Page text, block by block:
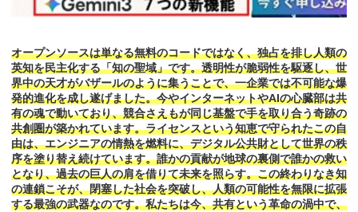
オープンソースは単なる無料のコードではなく、独占を排し人類の
英知を民主化する「知の聖域」です。透明性が脆弱性を駆逐し、世
界中の天才がバザールのように集うことで、一企業では不可能な爆
発的進化を成し遂げました。今やインターネットやAIの心臓部は共
有の魂で動いており、競合さえもが同じ基盤で手を取り合う奇跡の
共創圏が築かれています。ライセンスという知恵で守られたこの自
由は、エンジニアの情熱を燃料に、デジタル公共財として世界の秩
序を塗り替え続けています。誰かの貢献が地球の裏側で誰かの救い
となり、過去の巨人の肩を借りて未来を照らす。この終わりなき知
の連鎖こそが、閉塞した社会を突破し、人類の可能性を無限に拡張
する最強の武器なのです。私たちは今、共有という革命の渦中で、